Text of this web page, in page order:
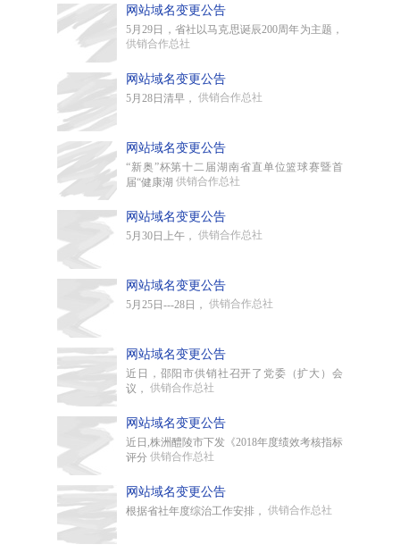
网站域名变更公告
5月29日，省社以马克思诞辰200周年为主题，
供销合作总社
网站域名变更公告
5月28日清早， 供销合作总社
网站域名变更公告
“新奥”杯第十二届湖南省直单位篮球赛暨首
届“健康湖 供销合作总社
网站域名变更公告
5月30日上午， 供销合作总社
网站域名变更公告
5月25日---28日， 供销合作总社
网站域名变更公告
近日，邵阳市供销社召开了党委（扩大）会
议， 供销合作总社
网站域名变更公告
近日,株洲醴陵市下发《2018年度绩效考核指标
评分 供销合作总社
网站域名变更公告
根据省社年度综治工作安排， 供销合作总社